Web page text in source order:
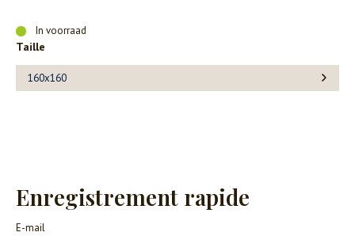
In voorraad
Taille
160x160
Enregistrement rapide